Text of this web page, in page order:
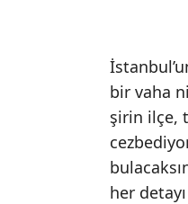
bir vaha
şirin ilçe,
her